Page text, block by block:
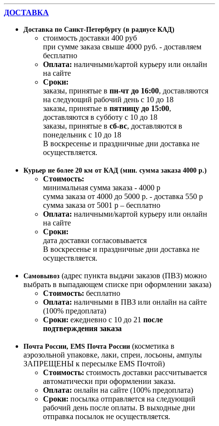
ДОСТАВКА
Доставка по Санкт-Петербургу (в радиусе КАД)
стоимость доставки 400 руб
при сумме заказа свыше 4000 руб. - доставляем
бесплатно
Оплата: наличными/картой курьеру или онлайн
на сайте
Сроки:
заказы, принятые в пн-чт до 16:00, доставляются
на следующий рабочий день с 10 до 18
заказы, принятые в пятницу до 15:00,
доставляются в субботу с 10 до 18
заказы, принятые в сб-вс, доставляются в
понедельник с 10 до 18
В воскресенье и праздничные дни доставка не
осуществляется.
Курьер не более 20 км от КАД (мин. сумма заказа 4000 р.)
Стоимость:
минимальная сумма заказа - 4000 р
сумма заказа от 4000 до 5000 р. - доставка 550 р
сумма заказа от 5001 р – бесплатно
Оплата: наличными/картой курьеру или онлайн
на сайте
Сроки:
дата доставки согласовывается
В воскресенье и праздничные дни доставка не
осуществляется.
Самовывоз (адрес пункта выдачи заказов (ПВЗ) можно
выбрать в выпадающем списке при оформлении заказа)
Стоимость: бесплатно
Оплата: наличными в ПВЗ или онлайн на сайте
(100% предоплата)
Сроки: ежедневно с 10 до 21 после
подтверждения заказа
Почта России, EMS Почта России (косметика в
аэрозольной упаковке, лаки, спреи, лосьоны, ампулы
ЗАПРЕЩЕНЫ к пересылке EMS Почтой)
Стоимость: стоимость доставки рассчитывается
автоматически при оформлении заказа.
Оплата: онлайн на сайте (100% предоплата)
Сроки: посылка отправляется на следующий
рабочий день после оплаты. В выходные дни
отправка посылок не осуществляется.